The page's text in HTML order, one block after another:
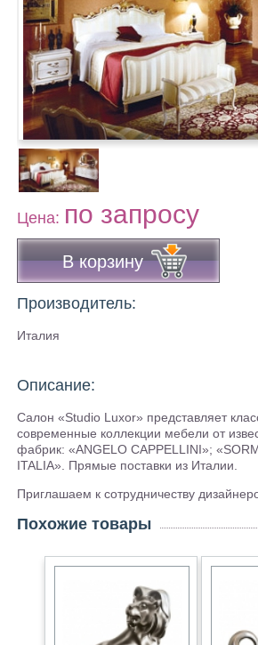
Цена: по запросу
В корзину
Производитель:
Италия
Описание:
Салон «Studio Luxor» представляет
современные коллекции мебели от
фабрик: «ANGELO CAPPELLINI»;
ITALIA». Прямые поставки из Италии.
Приглашаем к сотрудничеству
Похожие товары